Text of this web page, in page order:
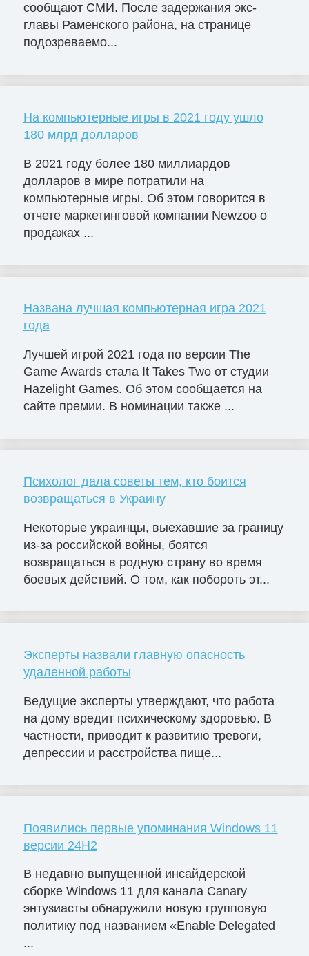
сообщают СМИ. После задержания экс-
главы Раменского района, на странице
подозреваемо...
На компьютерные игры в 2021 году ушло
180 млрд долларов
В 2021 году более 180 миллиардов
долларов в мире потратили на
компьютерные игры. Об этом говорится в
отчете маркетинговой компании Newzoo о
продажах ...
Названа лучшая компьютерная игра 2021
года
Лучшей игрой 2021 года по версии The
Game Awards стала It Takes Two от студии
Hazelight Games. Об этом сообщается на
сайте премии. В номинации также ...
Психолог дала советы тем, кто боится
возвращаться в Украину
Некоторые украинцы, выехавшие за границу
из-за российской войны, боятся
возвращаться в родную страну во время
боевых действий. О том, как побороть эт...
Эксперты назвали главную опасность
удаленной работы
Ведущие эксперты утверждают, что работа
на дому вредит психическому здоровью. В
частности, приводит к развитию тревоги,
депрессии и расстройства пище...
Появились первые упоминания Windows 11
версии 24H2
В недавно выпущенной инсайдерской
сборке Windows 11 для канала Canary
энтузиасты обнаружили новую групповую
политику под названием «Enable Delegated
...